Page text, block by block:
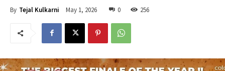
By Tejal Kulkarni May 1, 2026 0 256